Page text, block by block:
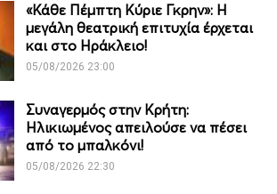
«Κάθε Πέμπτη Κύριε Γκρην»: Η
μεγάλη θεατρική επιτυχία έρχεται
και στο Ηράκλειο!
05/08/2026 23:00
Συναγερμός στην Κρήτη:
Ηλικιωμένος απειλούσε να πέσει
από το μπαλκόνι!
05/08/2026 22:30